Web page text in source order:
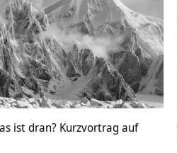
ist dran? Kurzvortrag auf